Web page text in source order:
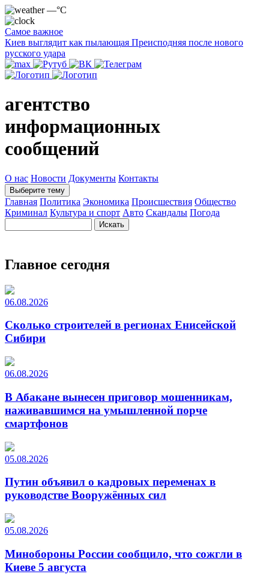
—°C
Самое важное
Киев выглядит как пылающая Преисподняя после нового
русского удара
агентство
информационных
сообщений
О нас Новости Документы Контакты
Выберите тему
Главная Политика Экономика Происшествия Общество
Криминал Культура и спорт Авто Скандалы Погода
Главное сегодня
06.08.2026
Сколько строителей в регионах Енисейской
Сибири
06.08.2026
В Абакане вынесен приговор мошенникам,
наживавшимся на умышленной порче
смартфонов
05.08.2026
Путин объявил о кадровых переменах в
руководстве Вооружённых сил
05.08.2026
Минобороны России сообщило, что сожгли в
Киеве 5 августа